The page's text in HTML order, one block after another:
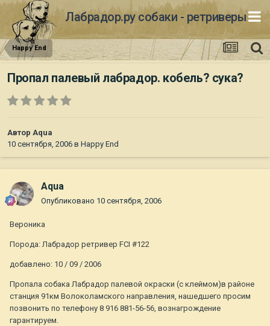
Лабрадор.ру собаки - ретриверы
Happy End
Пропал палевый лабрадор. кобель? сука?
Автор Aqua
10 сентября, 2006 в Happy End
Aqua
Опубликовано 10 сентября, 2006
Вероника
Порода: Лабрадор ретривер FCI #122
добавлено: 10 / 09 / 2006
Пропала собака Лабрадор палевой окраски (с клеймом)в районе
станция 91км Волоколамского направления, нашедшего просим
позвонить по телефону 8 916 881-56-56, вознагрождение
гарантируем.